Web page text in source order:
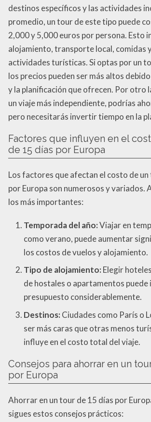
destinos específicos y las actividades
promedio, un tour de este tipo puede
2,000 y 5,000 euros por persona. Esto
alojamiento, transporte local, comidas
actividades turísticas. Si optas por un
los precios pueden ser más altos
y la planificación que ofrecen. Por otro
un viaje más independiente, podrías
pero necesitarás invertir tiempo en la
Factores que influyen en el
de 15 días por Europa
Los factores que afectan el costo de
por Europa son numerosos y variados.
los más importantes:
Temporada del año:Viajar en
como verano, puede aumentar
los costos de vuelos y alojamiento.
Tipo de alojamiento: Elegir
de hostales o apartamentos puede
presupuesto considerablemente.
Destinos: Ciudades como París o
ser más caras que otras menos
influye en el costo total del viaje.
Consejos para ahorrar en un
por Europa
Ahorrar en un tour de 15 días por
sigues estos consejos prácticos: